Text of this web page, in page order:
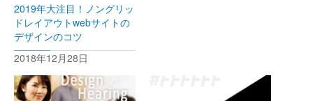
2019年大注目！ノングリッ
ドレイアウトwebサイトの
デザインのコツ
2018年12月28日